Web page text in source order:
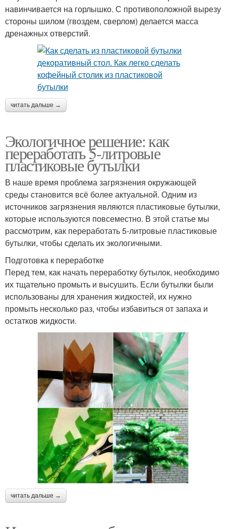
навинчивается на горлышко. С противоположной вырезу
стороны шилом (гвоздем, сверлом) делается масса
дренажных отверстий.
читать дальше →
Экологичное решение: как
переработать 5-литровые
пластиковые бутылки
В наше время проблема загрязнения окружающей
среды становится всё более актуальной. Одним из
источников загрязнения являются пластиковые бутылки,
которые используются повсеместно. В этой статье мы
рассмотрим, как переработать 5-литровые пластиковые
бутылки, чтобы сделать их экологичными.
Подготовка к переработке
Перед тем, как начать переработку бутылок, необходимо
их тщательно промыть и высушить. Если бутылки были
использованы для хранения жидкостей, их нужно
промыть несколько раз, чтобы избавиться от запаха и
остатков жидкости.
читать дальше →